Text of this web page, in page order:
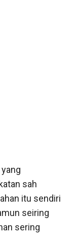
sah
itu sendiri
seiring
sering